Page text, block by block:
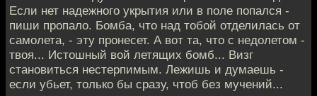
Если нет надежного укрытия или в поле попался -
пиши пропало. Бомба, что над тобой отделилась от
самолета, - эту пронесет. А вот та, что с недолетом -
твоя... Истошный вой летящих бомб... Визг
становиться нестерпимым. Лежишь и думаешь -
если убьет, только бы сразу, чтоб без мучений...